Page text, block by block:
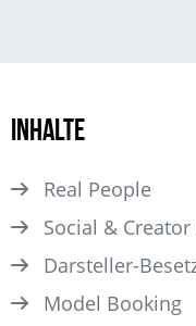
Inhalte
Real People
Social &
Darsteller­-
Model Booking